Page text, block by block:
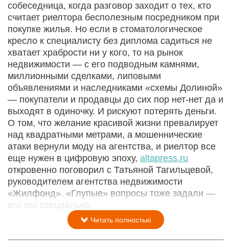
собеседница, когда разговор заходит о тех, кто
считает риелтора бесполезным посредником при
покупке жилья. Но если в стоматологическое
кресло к специалисту без диплома садиться не
хватает храбрости ни у кого, то на рынок
недвижимости — с его подводным камнями,
миллионными сделками, липовыми
объявлениями и наследниками «схемы Долиной»
— покупатели и продавцы до сих пор нет-нет да и
выходят в одиночку. И рискуют потерять деньги.
О том, что желание красивой жизни превалирует
над квадратными метрами, а мошеннические
атаки вернули моду на агентства, и риелтор все
еще нужен в цифровую эпоху, altapress.ru
откровенно поговорил с Татьяной Тагильцевой,
руководителем агентства недвижимости
«Жилфонд». «Глупые» вопросы тоже задали —
это мы специально.
Читать полностью